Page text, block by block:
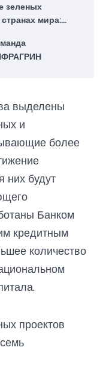
зеленых
мира:
выделены
и
более
них будут
Банком
кредитным
количество
проектов